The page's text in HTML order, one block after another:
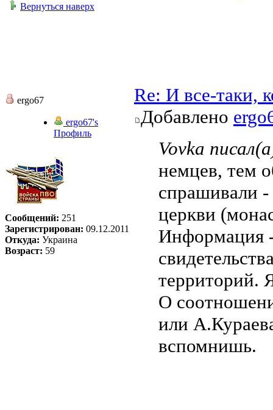
Вернуться наверх
ergo67
ergo67's
Профиль
Сообщений: 251
Зарегистрирован: 09.12.2011
Откуда: Украина
Возраст: 59
Re: И все-таки,
Добавлено
Vovka
немцев, тем
спрашивали
церкви
Информация
территорий.
О
или
вспомнишь.